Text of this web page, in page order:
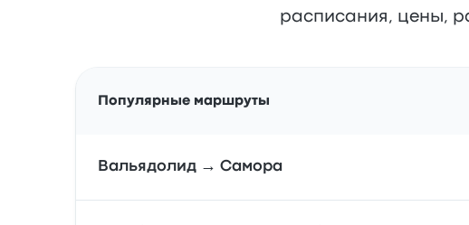
расписания, цены,
Популярные маршруты
Вальядолид → Самора